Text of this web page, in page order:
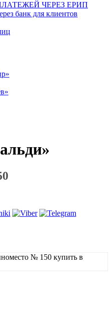
ЧЕРЕЗ ЕРИП
банк для клиентов